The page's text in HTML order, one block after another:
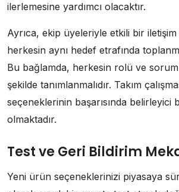
ilerlemesine yardımcı olacaktır.
Ayrıca, ekip üyeleriyle etkili bir
herkesin aynı hedef etrafında
Bu bağlamda, herkesin rolü ve
şekilde tanımlanmalıdır. Takım
seçeneklerinin başarısında belirleyici
olmaktadır.
Test ve Geri Bildirim
Yeni ürün seçeneklerinizi piyasaya